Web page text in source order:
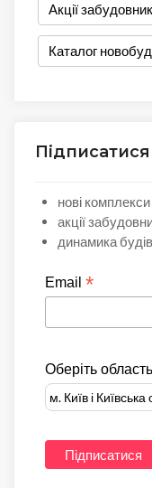
Акції
Каталог
нові комплекси
акції
динамика
Email *
Оберіть область